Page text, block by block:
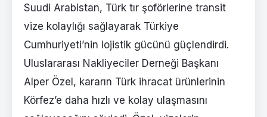
Suudi Arabistan, Türk tır şoförlerine transit
vize kolaylığı sağlayarak Türkiye
Cumhuriyeti’nin lojistik gücünü güçlendirdi.
Uluslararası Nakliyeciler Derneği Başkanı
Alper Özel, kararın Türk ihracat ürünlerinin
Körfez’e daha hızlı ve kolay ulaşmasını